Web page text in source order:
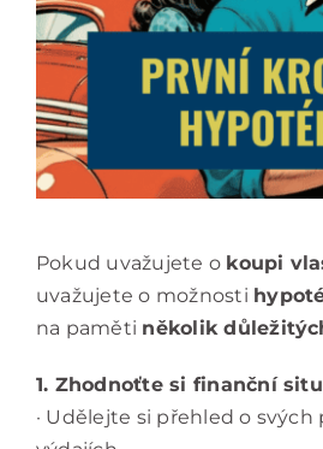
Pokud uvažujete o koupi
uvažujete o možnosti
na paměti několik
1. Zhodnoťte si finanční
· Udělejte si přehled o svých